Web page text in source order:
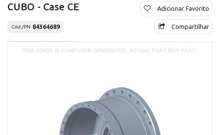
CUBO - Case CE
Cód./PN 84364689
Adicionar Favorito
Compartilhar